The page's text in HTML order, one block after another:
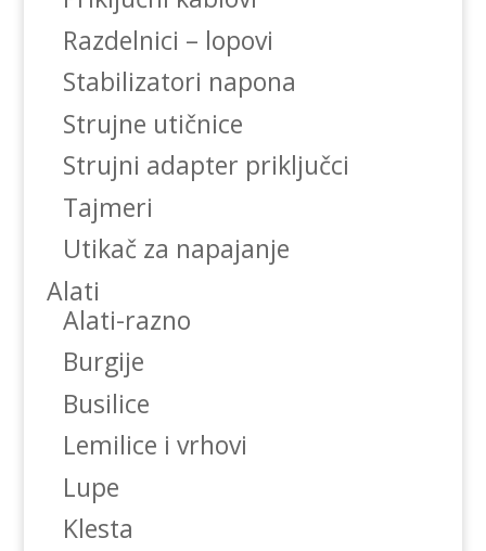
Razdelnici – lopovi
Stabilizatori napona
Strujne utičnice
Strujni adapter priključci
Tajmeri
Utikač za napajanje
Alati
Alati-razno
Burgije
Busilice
Lemilice i vrhovi
Lupe
Klesta